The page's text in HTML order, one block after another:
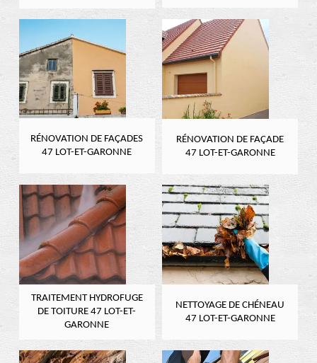
RÉNOVATION DE FAÇADES
47 LOT-ET-GARONNE
RÉNOVATION DE FAÇADE
47 LOT-ET-GARONNE
TRAITEMENT HYDROFUGE
DE TOITURE 47 LOT-ET-
GARONNE
NETTOYAGE DE CHÉNEAU
47 LOT-ET-GARONNE